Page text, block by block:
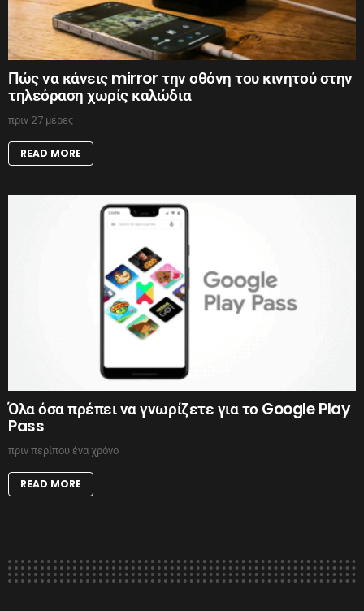
Πώς να κάνεις mirror την οθόνη του κινητού στην
τηλεόραση χωρίς καλώδια
πριν 27 μέρες
READ MORE
Όλα όσα πρέπει να γνωρίζετε για το Google Play
Pass
πριν περίπου ένα χρόνο
READ MORE